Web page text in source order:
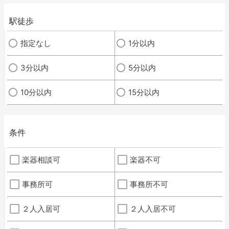
駅徒歩
指定なし 1分以内
3分以内 5分以内
10分以内 15分以内
条件
楽器相談可 楽器不可
事務所可 事務所不可
２人入居可 ２人入居不可